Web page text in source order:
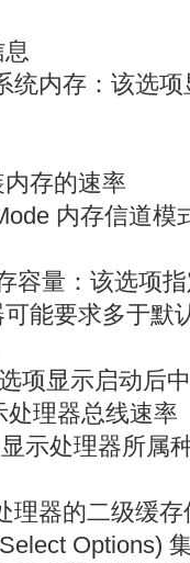
统内存：该选
存的速率
内存信道模
容量：该选项
能要求多于默
项显示启动后
处理器总线速率
示处理器所属
理器的二级缓存
Options)